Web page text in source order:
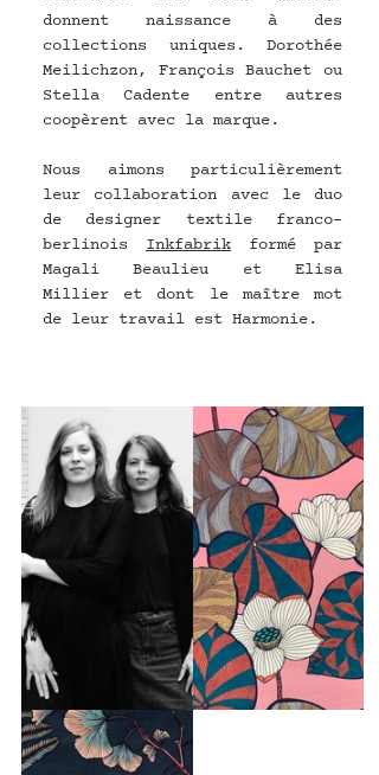
donnent naissance à des
collections uniques. Dorothée
Meilichzon, François Bauchet ou
Stella Cadente entre autres
coopèrent avec la marque.
Nous aimons particulièrement
leur collaboration avec le duo
de designer textile franco-
berlinois Inkfabrik formé par
Magali Beaulieu et Elisa
Millier et dont le maître mot
de leur travail est Harmonie.